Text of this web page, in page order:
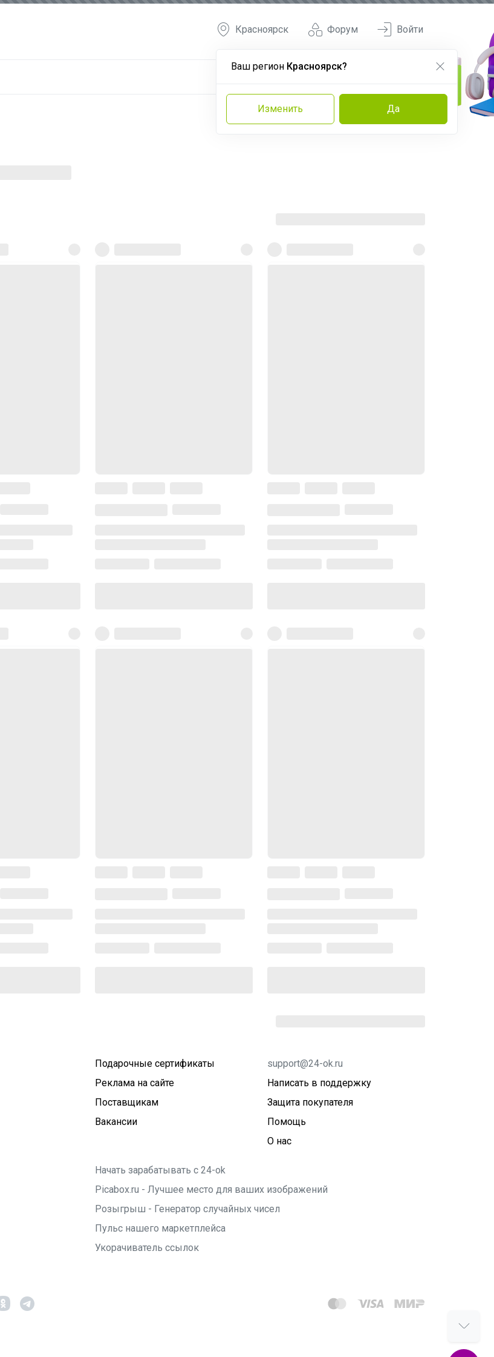
Форум
Красноярск
Ваш регион Красноярск?
Изменить Да
Войти
Подарочные сертификаты
Реклама на сайте
Поставщикам
Вакансии
support@24-ok.ru
Написать в поддержку
Защита покупателя
Помощь
О нас
Начать зарабатывать с 24-ok
Picabox.ru - Лучшее место для ваших изображений
Розыгрыш - Генератор случайных чисел
Пульс нашего маркетплейса
Укорачиватель ссылок